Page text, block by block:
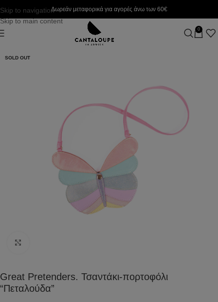
Skip to navigation
Skip to main content
Δωρεάν μεταφορικά για αγορές άνω των 60€
0
SOLD OUT
Great Pretenders. Τσαντάκι-πορτοφόλι
“Πεταλούδα”